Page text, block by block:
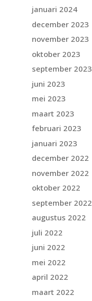
januari 2024
december 2023
november 2023
oktober 2023
september 2023
juni 2023
mei 2023
maart 2023
februari 2023
januari 2023
december 2022
november 2022
oktober 2022
september 2022
augustus 2022
juli 2022
juni 2022
mei 2022
april 2022
maart 2022